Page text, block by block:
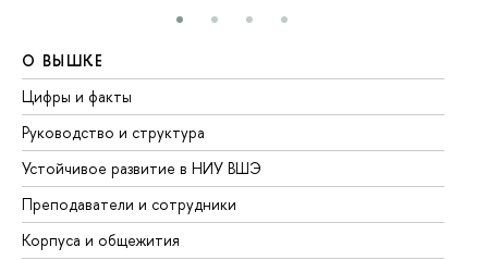
О ВЫШКЕ
Цифры и факты
Руководство и структура
Устойчивое развитие в НИУ ВШЭ
Преподаватели и сотрудники
Корпуса и общежития